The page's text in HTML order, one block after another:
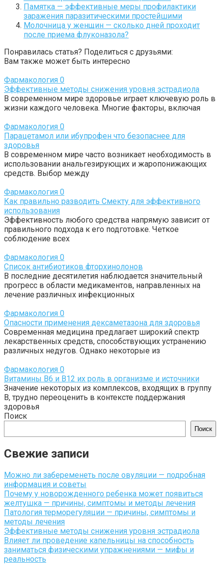
Памятка — эффективные меры профилактики
заражения паразитическими простейшими
Молочница у женщин — сколько дней проходит
после приема флуконазола?
Понравилась статья? Поделиться с друзьями:
Вам также может быть интересно
Фармакология 0
Эффективные методы снижения уровня эстрадиола
В современном мире здоровье играет ключевую роль в
жизни каждого человека. Многие факторы, включая
Фармакология 0
Парацетамол или ибупрофен что безопаснее для
здоровья
В современном мире часто возникает необходимость в
использовании анальгезирующих и жаропонижающих
средств. Выбор между
Фармакология 0
Как правильно разводить Смекту для эффективного
использования
Эффективность любого средства напрямую зависит от
правильного подхода к его подготовке. Четкое
соблюдение всех
Фармакология 0
Список антибиотиков фторхинолонов
В последние десятилетия наблюдается значительный
прогресс в области медикаментов, направленных на
лечение различных инфекционных
Фармакология 0
Опасности применения дексаметазона для здоровья
Современная медицина предлагает широкий спектр
лекарственных средств, способствующих устранению
различных недугов. Однако некоторые из
Фармакология 0
Витамины B6 и B12 их роль в организме и источники
Значение некоторых из комплексов, входящих в группу
В, трудно переоценить в контексте поддержания
здоровья
Поиск
Поиск
Свежие записи
Можно ли забеременеть после овуляции — подробная
информация и советы
Почему у новорожденного ребенка может появиться
желтушка — причины, симптомы и методы лечения
Патология терморегуляции — причины, симптомы и
методы лечения
Эффективные методы снижения уровня эстрадиола
Влияет ли проведение капельницы на способность
заниматься физическими упражнениями — мифы и
реальность